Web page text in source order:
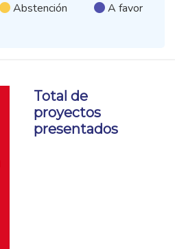
Abstención A favor
Total de
proyectos
presentados